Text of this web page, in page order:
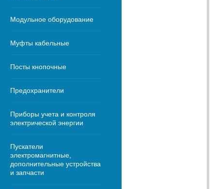
Модульное оборудование
Муфты кабельные
Посты кнопочные
Предохранители
Приборы учета и контроля
электрической энергии
Пускатели
электромагнитные,
дополнительные устройства
и запчасти